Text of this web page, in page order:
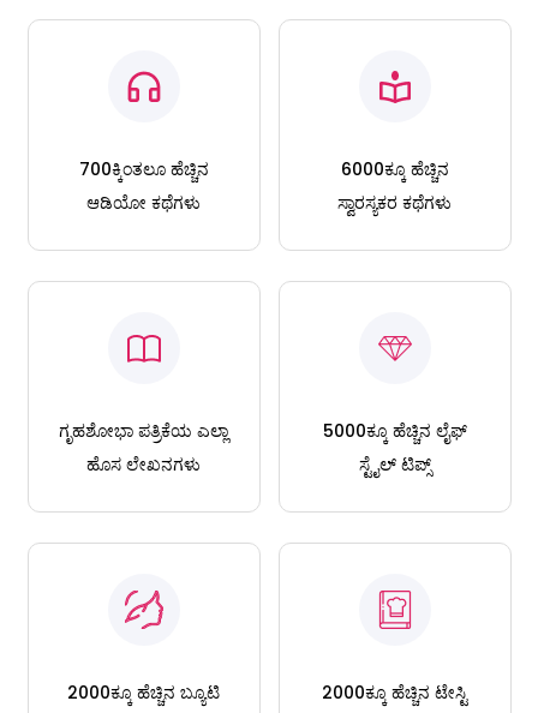
700ಕ್ಕಿಂತಲೂ ಹೆಚ್ಚಿನ
ಆಡಿಯೋ ಕಥೆಗಳು
6000ಕ್ಕೂ ಹೆಚ್ಚಿನ
ಸ್ವಾರಸ್ಯಕರ ಕಥೆಗಳು
ಗೃಹಶೋಭಾ ಪತ್ರಿಕೆಯ ಎಲ್ಲಾ
ಹೊಸ ಲೇಖನಗಳು
5000ಕ್ಕೂ ಹೆಚ್ಚಿನ ಲೈಫ್
ಸ್ಟೈಲ್ ಟಿಪ್ಸ್
2000ಕ್ಕೂ ಹೆಚ್ಚಿನ ಬ್ಯೂಟಿ
2000ಕ್ಕೂ ಹೆಚ್ಚಿನ ಟೇಸ್ಟಿ